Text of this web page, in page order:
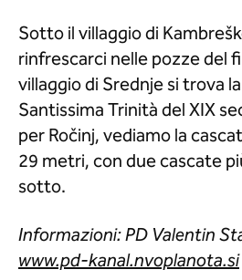
Sotto il villaggio di
rinfrescarci nelle pozze del
villaggio di Srednje si trova
Santissima Trinità del XIX
per Ročinj, vediamo la
29 metri, con due cascate
sotto.
Informazioni: PD Valentin
www.pd-kanal.nvoplanota.si